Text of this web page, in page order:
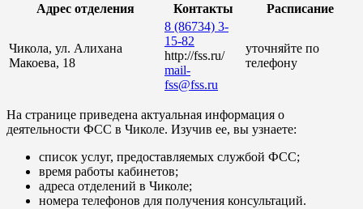
Адрес отделения Контакты Расписание
Чикола, ул. Алихана
Макоева, 18
8 (86734) 3-
15-82
http://fss.ru/
mail-
fss@fss.ru
уточняйте по
телефону
На странице приведена актуальная информация о
деятельности ФСС в Чиколе. Изучив ее, вы узнаете:
список услуг, предоставляемых службой ФСС;
время работы кабинетов;
адреса отделений в Чиколе;
номера телефонов для получения консультаций.